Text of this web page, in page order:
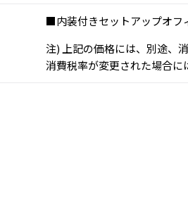
■内装付きセットアップオフ
注) 上記の価格には、別途、
消費税率が変更された場合に